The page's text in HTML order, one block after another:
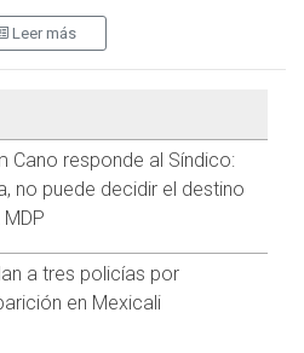
recomiendan protegerse pues
suficiente inmunidad contra
hay otras medidas que las
disminuir sus riesgos como el
las manos con frecuencia y
enfermas.
contra el COVID-19 y la
toda la región en farmacias,
Leer más
Cano responde al Síndico:
no puede decidir el destino
a tres policías por
en Mexicali